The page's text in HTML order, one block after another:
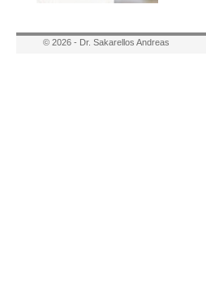
© 2026 - Dr. Sakarellos Andreas